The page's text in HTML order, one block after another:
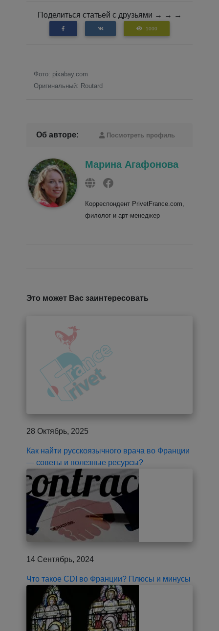
Поделиться статьей с друзьями → → →
1000
Фото: pixabay.com
Оригинальный: Routard
Об авторе: Посмотреть профиль
Марина Агафонова
Корреспондент PrivetFrance.com,
филолог и арт-менеджер
Это может Вас заинтересовать
28 Октябрь, 2025
Как найти русскоязычного врача во Франции
— советы и полезные ресурсы?
14 Сентябрь, 2024
Что такое CDI во Франции? Плюсы и минусы